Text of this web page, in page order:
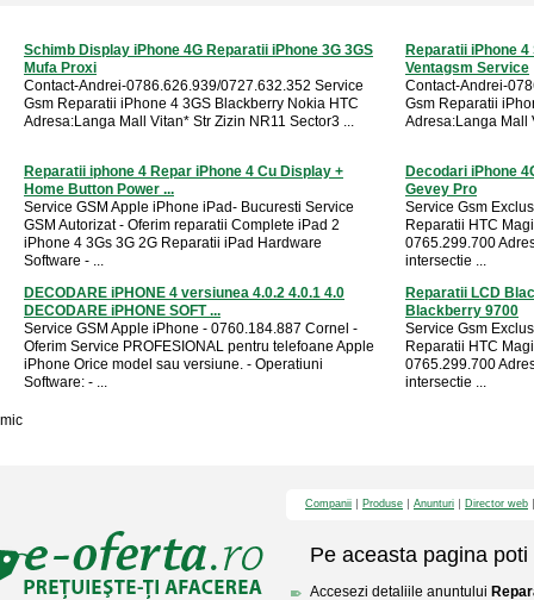
Schimb Display iPhone 4G Reparatii iPhone 3G 3GS
Mufa Proxi
Contact-Andrei-0786.626.939/0727.632.352 Service
Gsm Reparatii iPhone 4 3GS Blackberry Nokia HTC
Adresa:Langa Mall Vitan* Str Zizin NR11 Sector3 ...
Reparatii iPhone
Ventagsm Service
Contact-Andrei-
Gsm Reparatii
Adresa:Langa Mall
Reparatii iphone 4 Repar iPhone 4 Cu Display +
Home Button Power ...
Service GSM Apple iPhone iPad- Bucuresti Service
GSM Autorizat - Oferim reparatii Complete iPad 2
iPhone 4 3Gs 3G 2G Reparatii iPad Hardware
Software - ...
Decodari iPhone
Gevey Pro
Service Gsm
Reparatii HTC
0765.299.700
intersectie ...
DECODARE iPHONE 4 versiunea 4.0.2 4.0.1 4.0
DECODARE iPHONE SOFT ...
Service GSM Apple iPhone - 0760.184.887 Cornel -
Oferim Service PROFESIONAL pentru telefoane Apple
iPhone Orice model sau versiune. - Operatiuni
Software: - ...
Reparatii LCD
Blackberry 9700
Service Gsm
Reparatii HTC
0765.299.700
intersectie ...
mic
Companii Produse Anunturi Director web
Pe aceasta pagina poti
Accesezi detaliile anuntului